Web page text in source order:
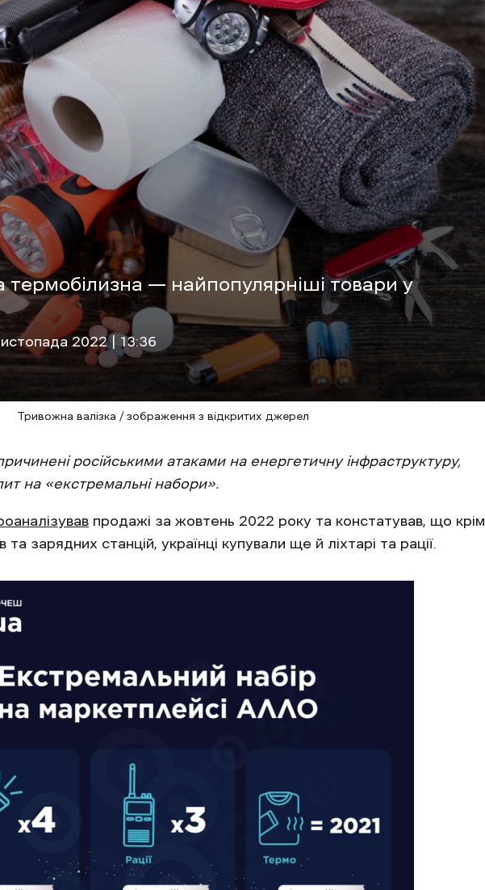
термобілизна — найпопулярніші товари у
2022 | 13:36
Тривожна валізка / зображення з відкритих джерел
російськими атаками на енергетичну інфраструктуру,
на «екстремальні набори».
продажі за жовтень 2022 року та констатував, що крім
та зарядних станцій, українці купували ще й ліхтарі та рації.